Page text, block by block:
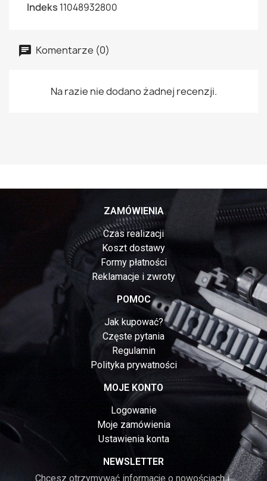
Indeks 11048932800
Komentarze (0)
Na razie nie dodano żadnej recenzji.
ZAMÓWIENIA
Czas realizacji
Koszt dostawy
Formy płatności
Reklamacje i zwroty
POMOC
Jak kupować?
Częste pytania
Regulamin
Polityka prywatności
MOJE KONTO
Logowanie
Moje zamówienia
Ustawienia konta
NEWSLETTER
Chcesz otrzymywać informacje o nowościach i